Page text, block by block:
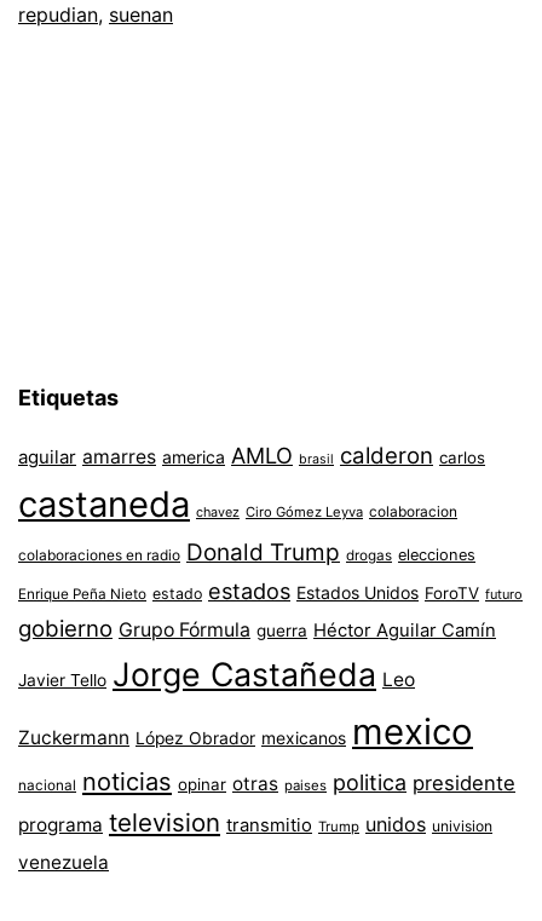
repudian, suenan
Etiquetas
aguilar amarres america AMLO brasil calderon carlos
castaneda chavez Ciro Gómez Leyva colaboracion
colaboraciones en radio Donald Trump drogas elecciones
Enrique Peña Nieto estado estados Estados Unidos ForoTV futuro
gobierno Grupo Fórmula guerra Héctor Aguilar Camín
Javier Tello Jorge Castañeda Leo
Zuckermann López Obrador mexicanos mexico
nacional noticias opinar otras paises politica presidente
programa television transmitio Trump unidos univision
venezuela